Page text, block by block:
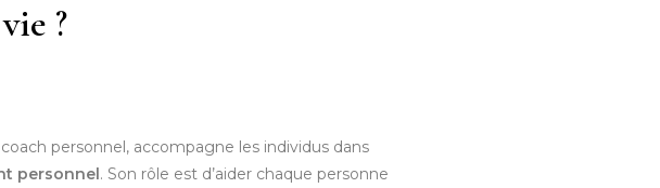
?
personnel, accompagne les individus dans
personnel. Son rôle est d’aider chaque personne